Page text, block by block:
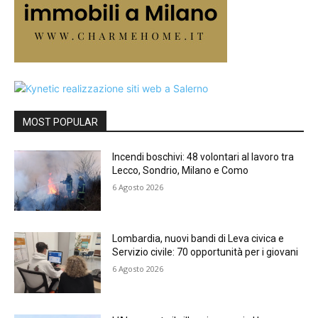
MOST POPULAR
Incendi boschivi: 48 volontari al lavoro tra
Lecco, Sondrio, Milano e Como
6 Agosto 2026
Lombardia, nuovi bandi di Leva civica e
Servizio civile: 70 opportunità per i giovani
6 Agosto 2026